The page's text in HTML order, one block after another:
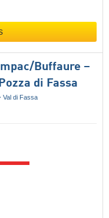
​Buffaure –
di Fassa
Val di Fassa